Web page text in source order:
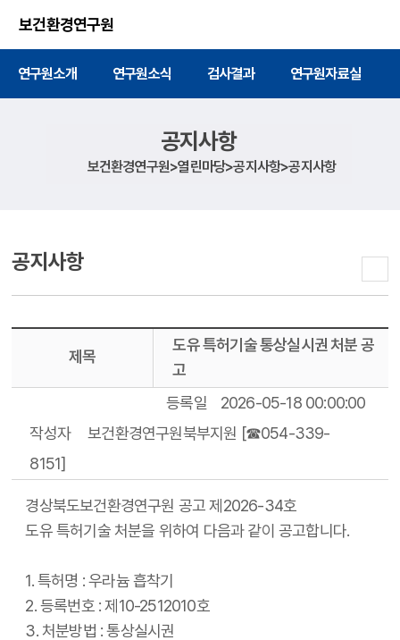
보건환경연구원
연구원소개 연구원소식 검사결과 연구원자료실
공지사항
보건환경연구원>열린마당>공지사항>공지사항
공지사항
제목
도유 특허기술 통상실시권 처분 공
고
등록일
2026-05-18 00:00:00
작성자
보건환경연구원북부지원 [☎054-339-
8151]
경상북도보건환경연구원 공고 제2026-34호
도유 특허기술 처분을 위하여 다음과 같이 공고합니다.
1. 특허명 : 우라늄 흡착기
2. 등록번호 : 제10-2512010호
3. 처분방법 : 통상실시권